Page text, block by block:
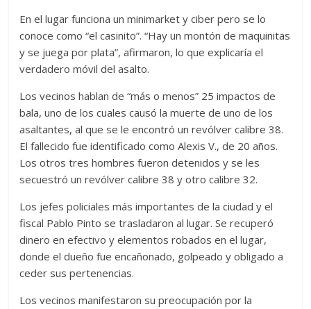
En el lugar funciona un minimarket y ciber pero se lo
conoce como “el casinito”. “Hay un montón de maquinitas
y se juega por plata”, afirmaron, lo que explicaría el
verdadero móvil del asalto.
Los vecinos hablan de “más o menos” 25 impactos de
bala, uno de los cuales causó la muerte de uno de los
asaltantes, al que se le encontró un revólver calibre 38.
El fallecido fue identificado como Alexis V., de 20 años.
Los otros tres hombres fueron detenidos y se les
secuestró un revólver calibre 38 y otro calibre 32.
Los jefes policiales más importantes de la ciudad y el
fiscal Pablo Pinto se trasladaron al lugar. Se recuperó
dinero en efectivo y elementos robados en el lugar,
donde el dueño fue encañonado, golpeado y obligado a
ceder sus pertenencias.
Los vecinos manifestaron su preocupación por la